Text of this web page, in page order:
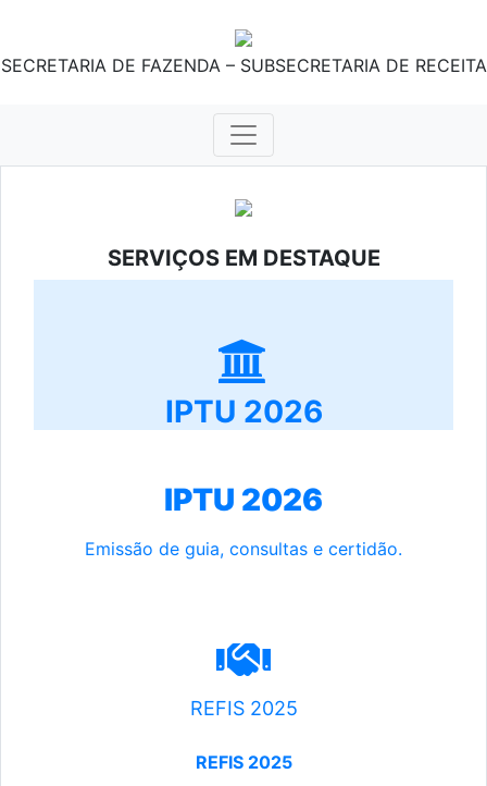
SECRETARIA DE FAZENDA – SUBSECRETARIA DE RECEITA
SERVIÇOS EM DESTAQUE
IPTU 2026
IPTU 2026
Emissão de guia, consultas e certidão.
REFIS 2025
REFIS 2025